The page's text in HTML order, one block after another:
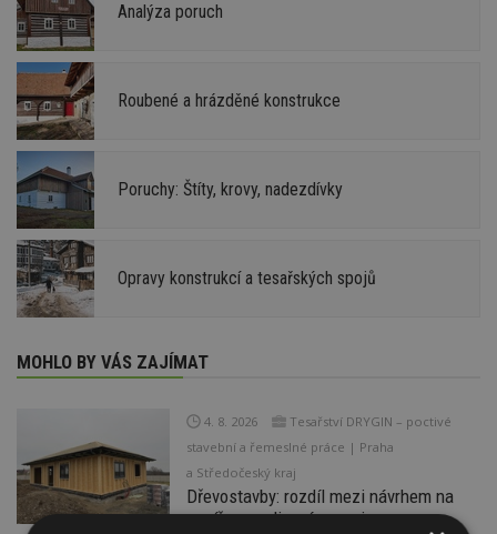
Analýza poruch
Roubené a hrázděné konstrukce
Poruchy: Štíty, krovy, nadezdívky
Opravy konstrukcí a tesařských spojů
MOHLO BY VÁS ZAJÍMAT
4. 8. 2026
Tesařství DRYGIN – poctivé
stavební a řemeslné práce | Praha
a Středočeský kraj
Dřevostavby: rozdíl mezi návrhem na
papíře a realizací v praxi